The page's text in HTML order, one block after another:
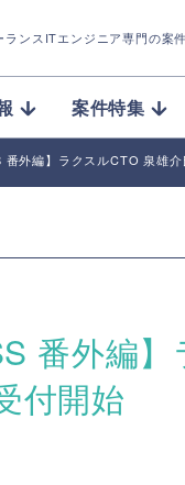
ランスITエンジニア専門の案
案件特集
番外編】ラクスルCTO 泉雄
番外編
付開始